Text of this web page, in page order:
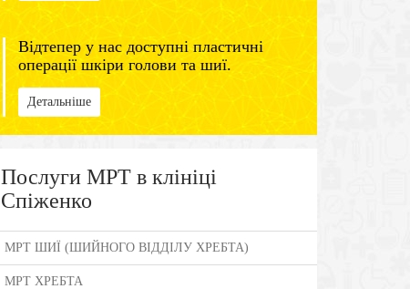
Відтепер у нас доступні пластичні
операції шкіри голови та шиї.
Детальніше
Послуги МРТ в клініці
Спіженко
МРТ ШИЇ (ШИЙНОГО ВІДДІЛУ ХРЕБТА)
МРТ ХРЕБТА